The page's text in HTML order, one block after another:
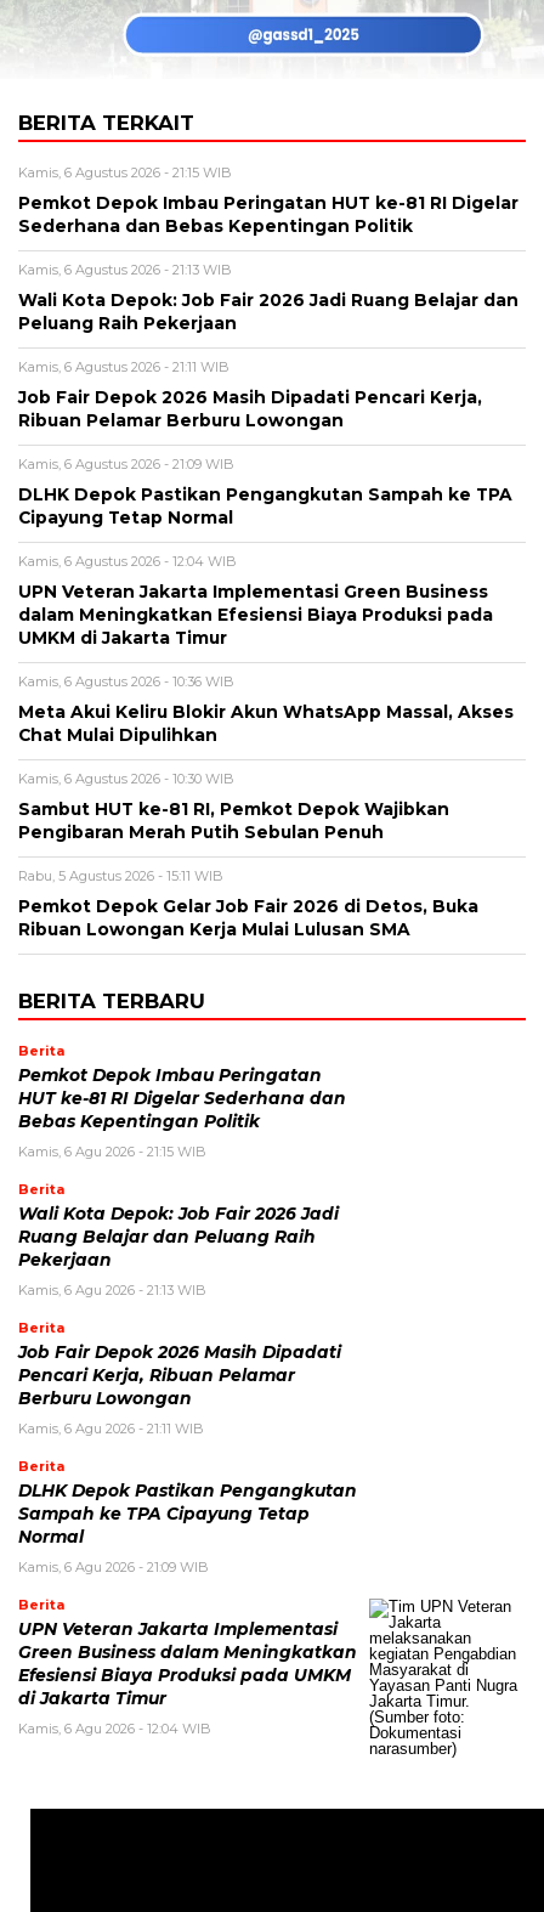
BERITA TERKAIT
Kamis, 6 Agustus 2026 - 21:15 WIB
Pemkot Depok Imbau Peringatan HUT ke-81 RI Digelar
Sederhana dan Bebas Kepentingan Politik
Kamis, 6 Agustus 2026 - 21:13 WIB
Wali Kota Depok: Job Fair 2026 Jadi Ruang Belajar dan
Peluang Raih Pekerjaan
Kamis, 6 Agustus 2026 - 21:11 WIB
Job Fair Depok 2026 Masih Dipadati Pencari Kerja,
Ribuan Pelamar Berburu Lowongan
Kamis, 6 Agustus 2026 - 21:09 WIB
DLHK Depok Pastikan Pengangkutan Sampah ke TPA
Cipayung Tetap Normal
Kamis, 6 Agustus 2026 - 12:04 WIB
UPN Veteran Jakarta Implementasi Green Business
dalam Meningkatkan Efesiensi Biaya Produksi pada
UMKM di Jakarta Timur
Kamis, 6 Agustus 2026 - 10:36 WIB
Meta Akui Keliru Blokir Akun WhatsApp Massal, Akses
Chat Mulai Dipulihkan
Kamis, 6 Agustus 2026 - 10:30 WIB
Sambut HUT ke-81 RI, Pemkot Depok Wajibkan
Pengibaran Merah Putih Sebulan Penuh
Rabu, 5 Agustus 2026 - 15:11 WIB
Pemkot Depok Gelar Job Fair 2026 di Detos, Buka
Ribuan Lowongan Kerja Mulai Lulusan SMA
BERITA TERBARU
Berita
Pemkot Depok Imbau Peringatan
HUT ke-81 RI Digelar Sederhana dan
Bebas Kepentingan Politik
Kamis, 6 Agu 2026 - 21:15 WIB
Berita
Wali Kota Depok: Job Fair 2026 Jadi
Ruang Belajar dan Peluang Raih
Pekerjaan
Kamis, 6 Agu 2026 - 21:13 WIB
Berita
Job Fair Depok 2026 Masih Dipadati
Pencari Kerja, Ribuan Pelamar
Berburu Lowongan
Kamis, 6 Agu 2026 - 21:11 WIB
Berita
DLHK Depok Pastikan Pengangkutan
Sampah ke TPA Cipayung Tetap
Normal
Kamis, 6 Agu 2026 - 21:09 WIB
Berita
UPN Veteran Jakarta Implementasi
Green Business dalam Meningkatkan
Efesiensi Biaya Produksi pada UMKM
di Jakarta Timur
Kamis, 6 Agu 2026 - 12:04 WIB